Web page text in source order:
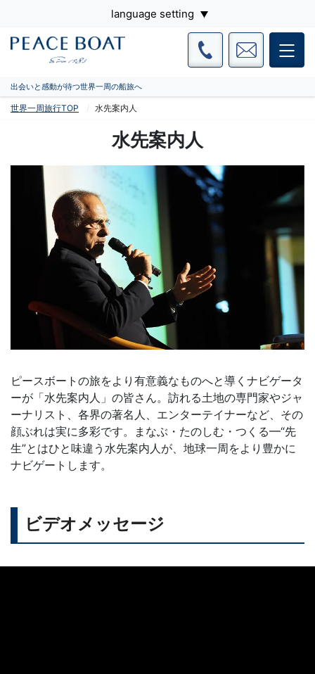
language setting
出会いと感動が待つ世界一周の船旅へ
世界一周旅行TOP 水先案内人
水先案内人
ピースボートの旅をより有意義なものへと導くナビゲータ
ーが「水先案内人」の皆さん。訪れる土地の専門家やジャ
ーナリスト、各界の著名人、エンターテイナーなど、その
顔ぶれは実に多彩です。まなぶ・たのしむ・つくる━“先
生”とはひと味違う水先案内人が、地球一周をより豊かに
ナビゲートします。
ビデオメッセージ